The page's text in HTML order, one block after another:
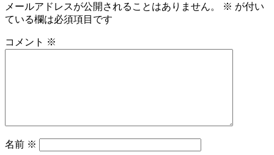
メールアドレスが公開されることはありません。 ※ が付い
ている欄は必須項目です
コメント ※
名前 ※